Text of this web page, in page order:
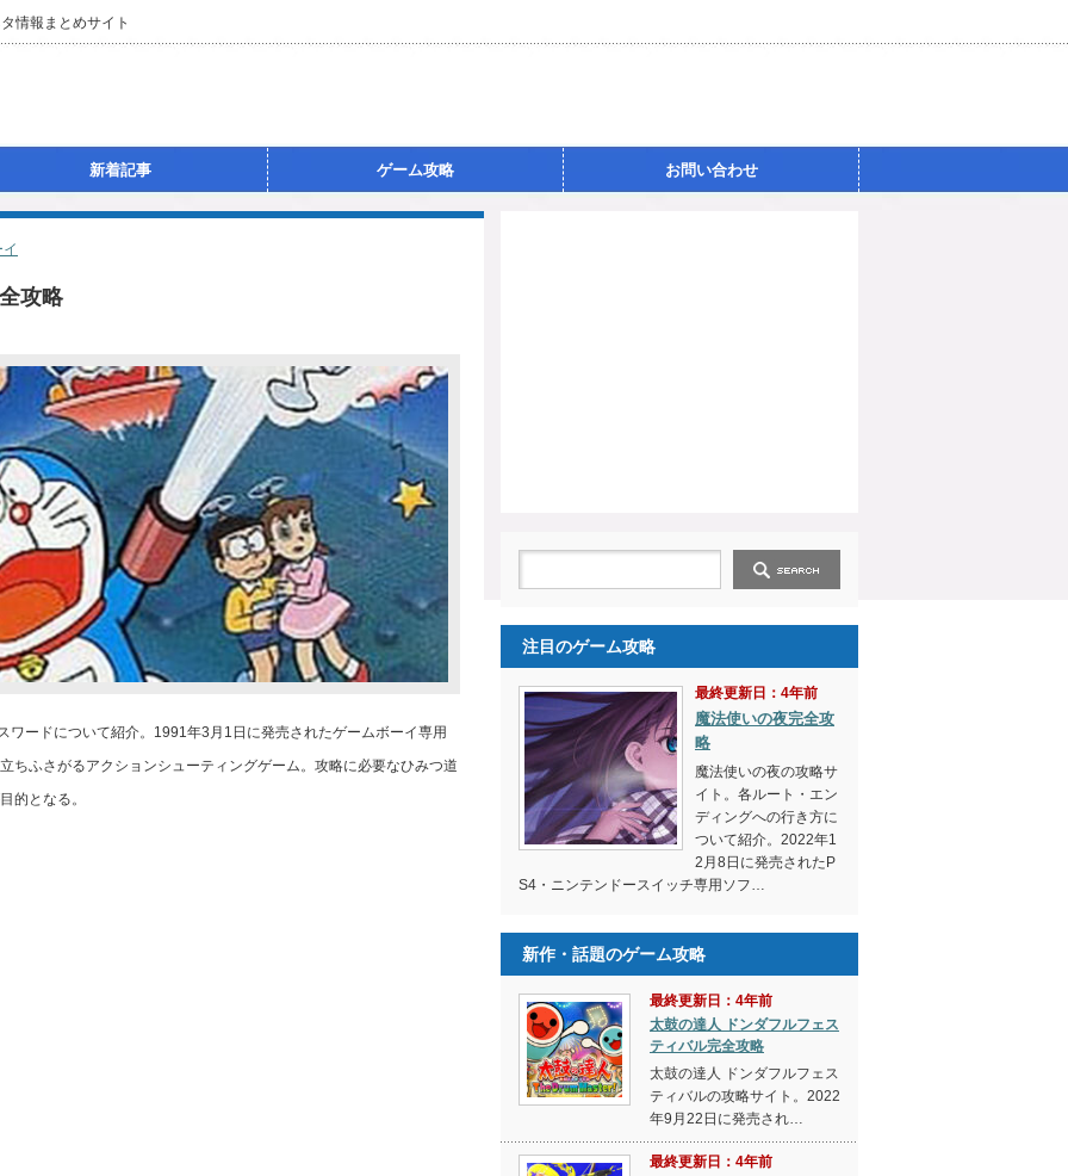
情報まとめサイト
新着記事 ゲーム攻略 お問い合わせ
攻略
ワードについて紹介。1991年3月1日に発売されたゲームボーイ専用
ちふさがるアクションシューティングゲーム。攻略に必要なひみつ道
的となる。
注目のゲーム攻略
最終更新日：4年前
魔法使いの夜完全攻
略
魔法使いの夜の攻略サ
イト。各ルート・エン
ディングへの行き方に
ついて紹介。2022年1
2月8日に発売されたP
S4・ニンテンドースイッチ専用ソフ…
新作・話題のゲーム攻略
最終更新日：4年前
太鼓の達人 ドンダフルフェス
ティバル完全攻略
太鼓の達人 ドンダフルフェス
ティバルの攻略サイト。2022
年9月22日に発売され…
最終更新日：4年前